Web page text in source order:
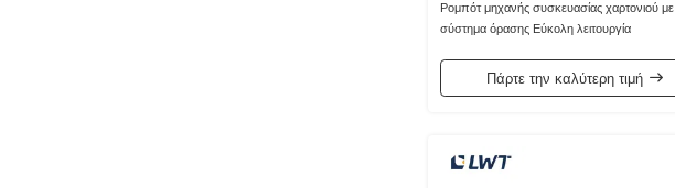
Ρομπότ μηχανής συσκευασίας χαρτονιού με
σύστημα όρασης Εύκολη λειτουργία
Πάρτε την καλύτερη τιμή